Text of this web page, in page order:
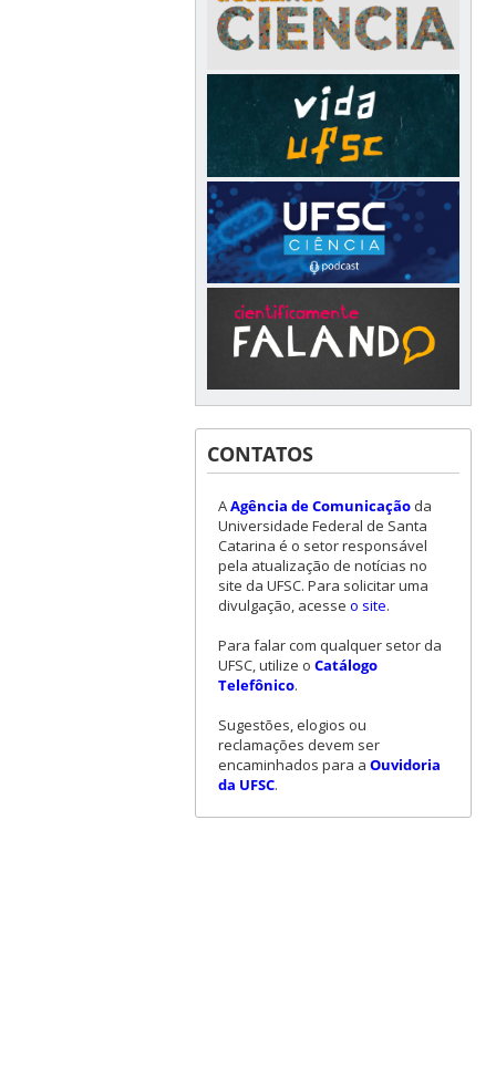
CONTATOS
AAgência de Comunicaçãoda
Universidade Federal de Santa
Catarina é o setor responsável
pela atualização de notícias no
site da UFSC. Para solicitar uma
divulgação, acesse o site.
Para falar com qualquer setor da
UFSC, utilize o Catálogo
Telefônico.
Sugestões, elogios ou
reclamações devem ser
encaminhados para a Ouvidoria
da UFSC.